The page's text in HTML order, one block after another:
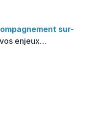
sur-
enjeux…